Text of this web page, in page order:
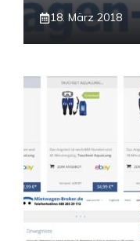
18. März 2018